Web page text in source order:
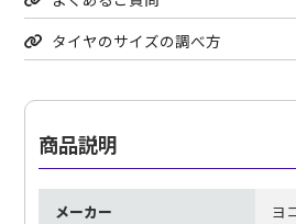
タイヤのサイズの調べ方
商品説明
メーカー ヨ